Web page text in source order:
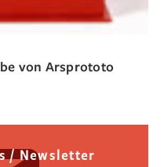
von Arsprototo
/ Newsletter